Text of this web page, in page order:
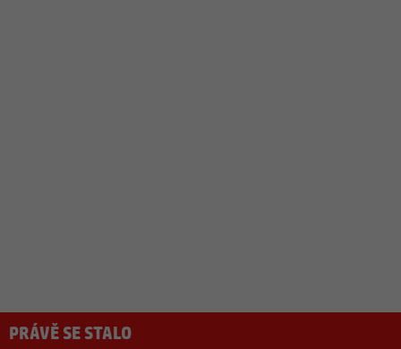
PRÁVĚ SE STALO